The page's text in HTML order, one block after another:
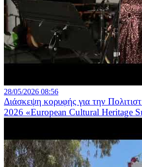
28/05/2026 08:56
Διάσκεψη κορυφής για την
2026 «European Cultural Heritage